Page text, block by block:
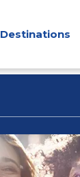
Destinations